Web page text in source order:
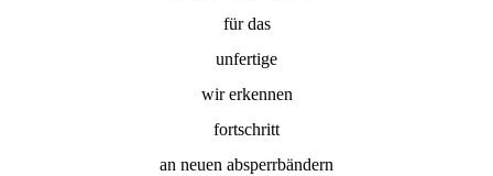
für das
unfertige
wir erkennen
fortschritt
an neuen absperrbändern